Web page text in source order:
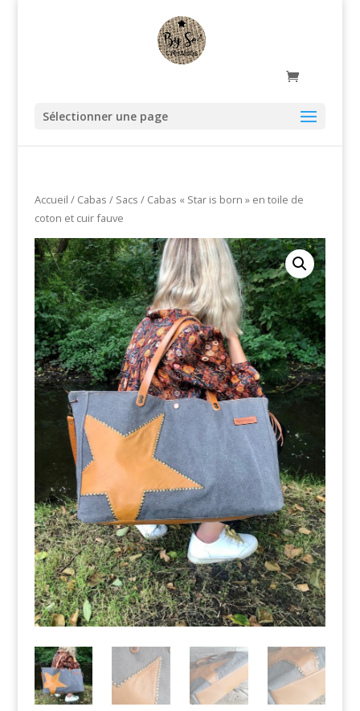
Sélectionner une page
Accueil / Cabas / Sacs / Cabas « Star is born » en toile de
coton et cuir fauve